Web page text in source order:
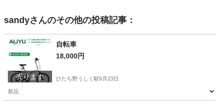
sandyさんのその他の投稿記事：
売ります
自転車
18,000円
ひたち野うしく駅6月23日
新品